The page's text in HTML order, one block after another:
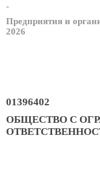
-
Предприятия и
2026
01396402
ОБЩЕСТВО С